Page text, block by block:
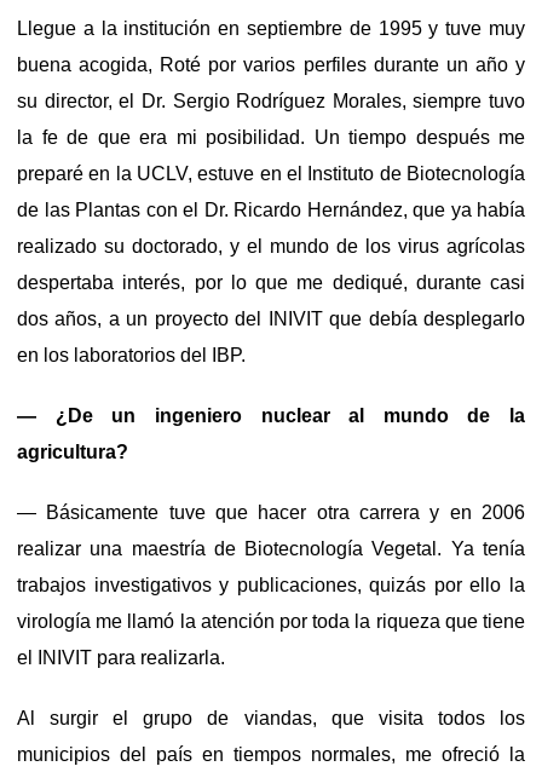
Llegue a la institución en septiembre de 1995 y tuve muy
buena acogida, Roté por varios perfiles durante un año y
su director, el Dr. Sergio Rodríguez Morales, siempre tuvo
la fe de que era mi posibilidad. Un tiempo después me
preparé en la UCLV, estuve en el Instituto de Biotecnología
de las Plantas con el Dr. Ricardo Hernández, que ya había
realizado su doctorado, y el mundo de los virus agrícolas
despertaba interés, por lo que me dediqué, durante casi
dos años, a un proyecto del INIVIT que debía desplegarlo
en los laboratorios del IBP.
— ¿De un ingeniero nuclear al mundo de la
agricultura?
— Básicamente tuve que hacer otra carrera y en 2006
realizar una maestría de Biotecnología Vegetal. Ya tenía
trabajos investigativos y publicaciones, quizás por ello la
virología me llamó la atención por toda la riqueza que tiene
el INIVIT para realizarla.
Al surgir el grupo de viandas, que visita todos los
municipios del país en tiempos normales, me ofreció la